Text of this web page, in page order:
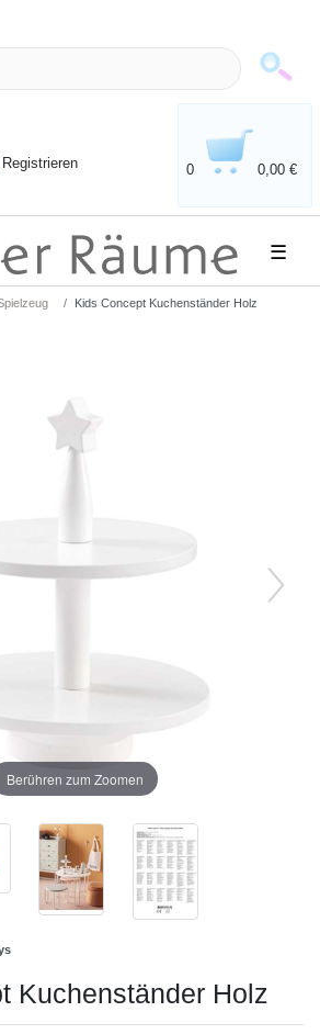
Registrieren 0 0,00 €
☰
Kids Concept Kuchenständer Holz
Berühren zum Zoomen
Kuchenständer Holz